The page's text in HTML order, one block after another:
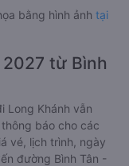
bằng hình ảnh tại
từ Bình
Long Khánh vẫn
báo cho các
vé, lịch trình, ngày
đường Bình Tân -